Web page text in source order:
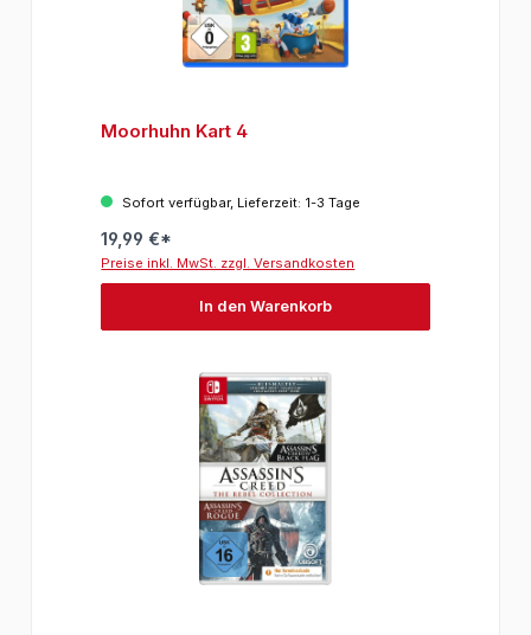
Moorhuhn Kart 4
Sofort verfügbar, Lieferzeit: 1-3 Tage
19,99 €*
Preise inkl. MwSt. zzgl. Versandkosten
In den Warenkorb